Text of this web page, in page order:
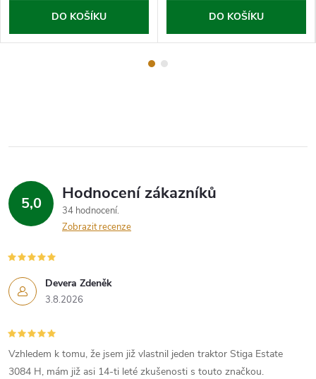
DO KOŠÍKU DO KOŠÍKU
5,0 Hodnocení zákazníků
34 hodnocení
Zobrazit recenze
Devera Zdeněk
3.8.2026
Vzhledem k tomu, že jsem již vlastnil jeden traktor Stiga Estate
3084 H, mám již asi 14-ti leté zkušenosti s touto značkou.